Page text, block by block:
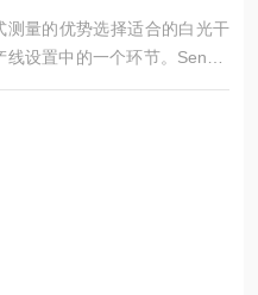
量的优势选择适合的白光干
设置中的一个环节。Sensof
了解其特点可能有助于潜在用